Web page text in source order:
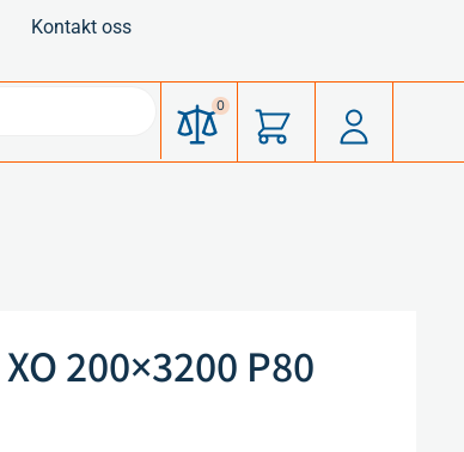
Kontakt oss
0
200×3200 P80